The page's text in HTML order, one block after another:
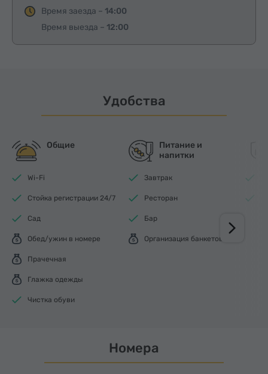
Время заезда – 14:00
Время выезда – 12:00
Удобства
Общие
Wi-Fi
Стойка регистрации 24/7
Сад
Обед/ужин в номере
Прачечная
Глажка одежды
Чистка обуви
Питание и
напитки
Завтрак
Ресторан
Бар
Организация банкетов
Номера